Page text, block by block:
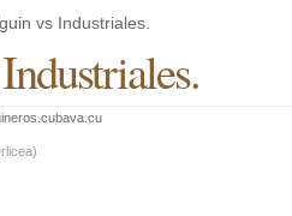
vs Industriales.
)